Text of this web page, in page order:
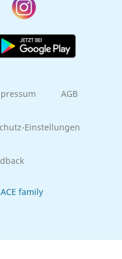
AGB
Einstellungen
family